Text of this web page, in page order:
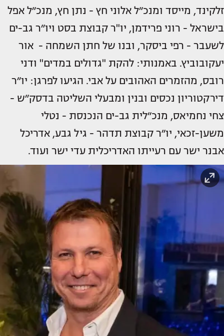
זלקינד, מייסד ומנכ״ל אלוני חץ - נתן חץ, מנכ״ל אפל
בישראל - רוני פרידמן, יו"ר קבוצת בסט ויו״ר גב-ים
לשעבר - רפי ביסקר, ובנו של חתן השמחה - אור
יעקובוביץ. באמנותי: להקת "גדולים במדים" ודני
רובס, מהזמרים האהובים על אבי. הגיעו לפרגן: יו״ר
דירקטוריון נכסים ובנין ומבעלי השליטה בדסק״ש -
צחי נחמיאס, מנכ״לית גב-ים הנכנסת - נטלי
משען-זכאי, יו״ר קבוצת תדהר - גיל גבע, אדריכל
אבנר ישר עם רעייתו האדריכלית עדי ישר ועוד.